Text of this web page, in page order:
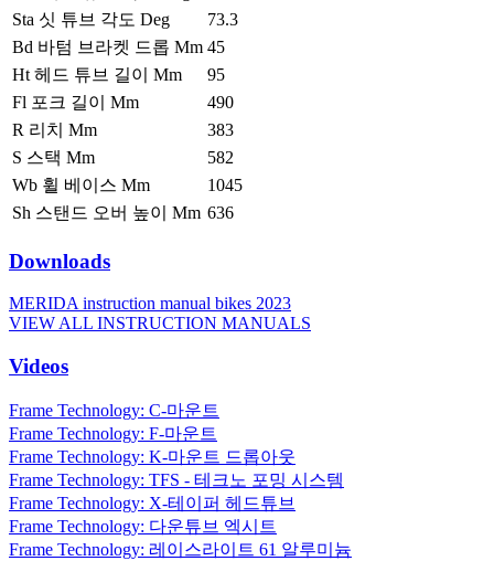
Sta 싯 튜브 각도 Deg
73.3
Bd 바텀 브라켓 드롭 Mm 45
Ht 헤드 튜브 길이 Mm
95
Fl 포크 길이 Mm
490
R 리치 Mm
383
S 스택 Mm
582
Wb 휠 베이스 Mm
1045
Sh 스탠드 오버 높이 Mm 636
Downloads
MERIDA instruction manual bikes 2023
VIEW ALL INSTRUCTION MANUALS
Videos
Frame Technology: C-마운트
Frame Technology: F-마운트
Frame Technology: K-마운트 드롭아웃
Frame Technology: TFS - 테크노 포밍 시스템
Frame Technology: X-테이퍼 헤드튜브
Frame Technology: 다운튜브 엑시트
Frame Technology: 레이스라이트 61 알루미늄